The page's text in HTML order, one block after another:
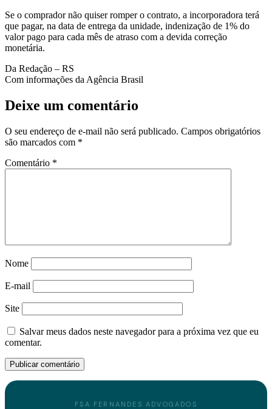
Se o comprador não quiser romper o contrato, a incorporadora terá
que pagar, na data de entrega da unidade, indenização de 1% do
valor pago para cada mês de atraso com a devida correção
monetária.
Da Redação – RS
Com informações da Agência Brasil
Deixe um comentário
O seu endereço de e-mail não será publicado. Campos obrigatórios
são marcados com *
Comentário *
Nome
E-mail
Site
Salvar meus dados neste navegador para a próxima vez que eu
comentar.
FSA FERNANDES ADVOGADOS